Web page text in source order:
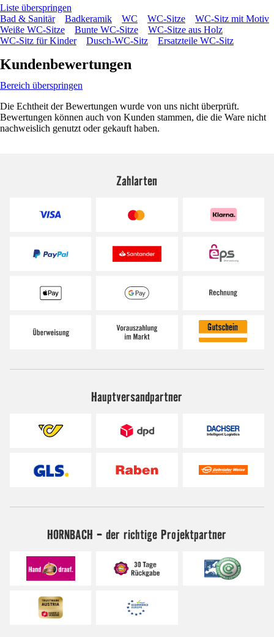
Liste überspringen
Bad & Sanitär
Badkeramik WC WC-Sitze
WC-Sitz mit Motiv
Weiße WC-Sitze
Bunte WC-Sitze
WC-Sitze aus Holz
WC-Sitz für Kinder
Dusch-WC-Sitz Ersatzteile WC-Sitz
Kundenbewertungen
Bereich überspringen
Die Echtheit der Bewertungen wurde von uns nicht überprüft.
Bewertungen können auch von Kunden stammen, die die Ware nicht
nachweislich genutzt oder gekauft haben.
Zahlarten
Hauptversandpartner
HORNBACH - der richtige Projektpartner